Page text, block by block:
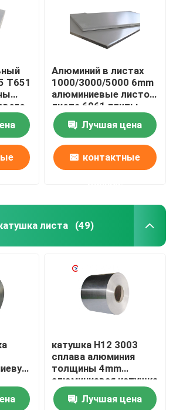
T651
Алюминий в листах
1000/3000/5000 6mm
алюминиевые листов
листа 6061 плиты
алюминиевых
Лучшая цена
контактные
листа (49)
катушка H12 3003
сплава алюминия
толщины 4mm
алюминиевая катушка
3004 3005
Лучшая цена